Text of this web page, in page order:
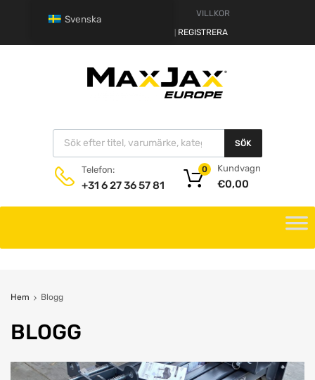
VILLKOR
REGISTRERA
SÖK
Telefon:
+31 6 27 36 57 81
Kundvagn
€0,00
0
Hem Blogg
BLOGG
Svenska